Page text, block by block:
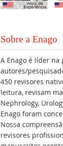
Sobre a Enago
A Enago é líder na
autores/
450 revisores
leitura, revisam
Nephrology,
Enago foram
Nossa
revisores